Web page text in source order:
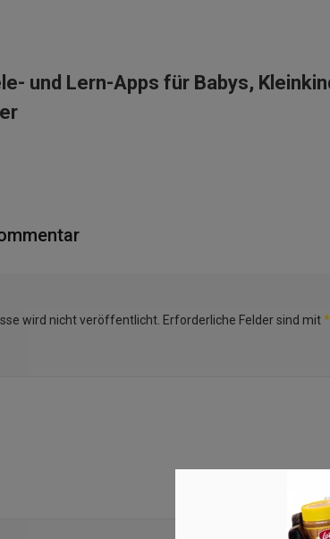
und Lern-Apps für Babys,
wird nicht veröffentlicht. Erforderliche Felder sind mit*